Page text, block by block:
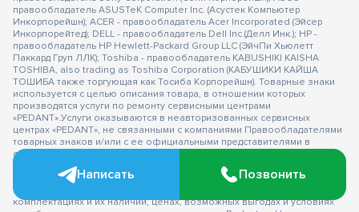
правообладатель ASUSTeK Computer Inc. (Асустек Компьютер
Инкорпорейшн); ACER - правообладатель Acer Incorporated (Эйсер
Инкорпорейтед); DELL - правообладатель Dell Inc.(Делл Инк.); HP -
правообладатель HP Hewlett-Packard Group LLC (ЭйчПи Хьюлетт
Паккард Груп ЛЛК); Toshiba - правообладатель KABUSHIKI KAISHA
TOSHIBA, also trading as Toshiba Corporation (КАБУШИКИ КАЙША
ТОШИБА также торгующая как Тосиба Корпорейшн). Товарные знаки
используется с целью описания товара, в отношении которых
производятся услуги по ремонту сервисными центрами
«PEDANT».Услуги оказываются в неавторизованных сервисных
центрах «PEDANT», не связанными с компаниями Правообладателями
товарных знаков и/или с ее официальными представителями в
отношении товаров, которые уже были введены в гражданский
оборот в смысле статьи 1487 ГК РФ ** - время ремонта, срок гарантии
могут меняться в зависимости от модели устройства и сложности
проводимых работ Информация о соответствующих моделях и
комплектациях и их наличии, ценах, возможных выгодах и условиях
Написать Позвонить